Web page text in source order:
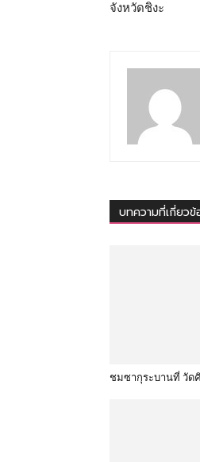
จังหวัดชิงะ
บทความที่เกี่ยวข้
ชมซากุระบานที่ วัด